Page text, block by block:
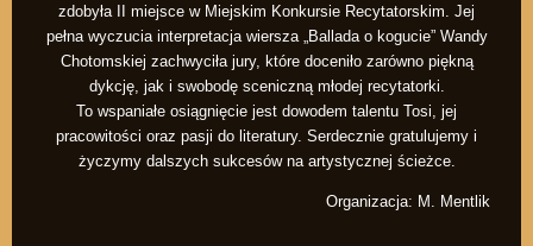
zdobyła II miejsce w Miejskim Konkursie Recytatorskim. Jej
pełna wyczucia interpretacja wiersza „Ballada o kogucie” Wandy
Chotomskiej zachwyciła jury, które doceniło zarówno piękną
dykcję, jak i swobodę sceniczną młodej recytatorki.
To wspaniałe osiągnięcie jest dowodem talentu Tosi, jej
pracowitości oraz pasji do literatury. Serdecznie gratulujemy i
życzymy dalszych sukcesów na artystycznej ścieżce.
Organizacja: M. Mentlik